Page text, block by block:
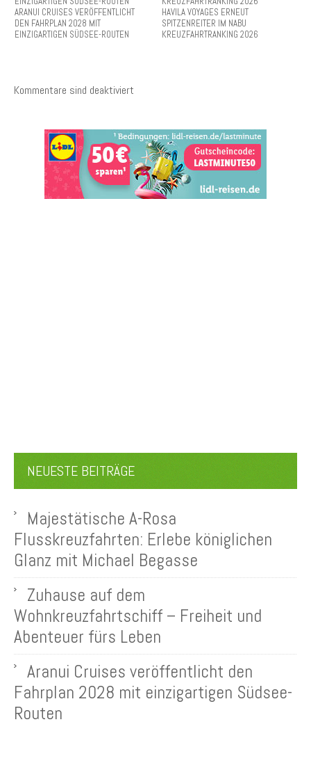
ARANUI CRUISES VERÖFFENTLICHT
DEN FAHRPLAN 2028 MIT
EINZIGARTIGEN SÜDSEE-ROUTEN
HAVILA VOYAGES ERNEUT
SPITZENREITER IM NABU
KREUZFAHRTRANKING 2026
Kommentare sind deaktiviert
NEUESTE BEITRÄGE
Majestätische A-Rosa
Flusskreuzfahrten: Erlebe königlichen
Glanz mit Michael Begasse
Zuhause auf dem
Wohnkreuzfahrtschiff – Freiheit und
Abenteuer fürs Leben
Aranui Cruises veröffentlicht den
Fahrplan 2028 mit einzigartigen Südsee-
Routen